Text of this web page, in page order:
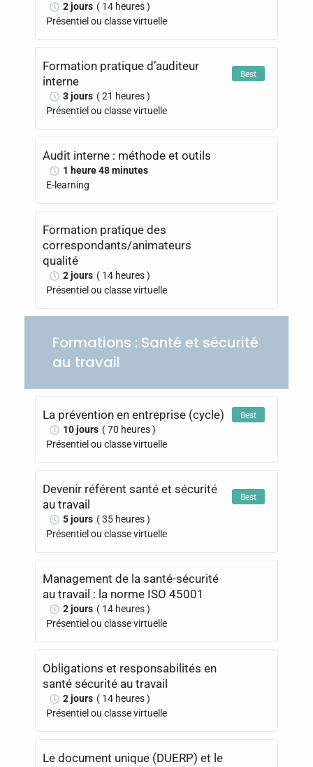
2 jours ( 14 heures )
Présentiel ou classe virtuelle
Formation pratique d’auditeur
interne
Best
3 jours ( 21 heures )
Présentiel ou classe virtuelle
Audit interne : méthode et outils
1 heure 48 minutes
E-learning
Formation pratique des
correspondants/animateurs
qualité
2 jours ( 14 heures )
Présentiel ou classe virtuelle
Formations : Santé et sécurité
au travail
La prévention en entreprise (cycle) Best
10 jours ( 70 heures )
Présentiel ou classe virtuelle
Devenir référent santé et sécurité
au travail
Best
5 jours ( 35 heures )
Présentiel ou classe virtuelle
Management de la santé-sécurité
au travail : la norme ISO 45001
2 jours ( 14 heures )
Présentiel ou classe virtuelle
Obligations et responsabilités en
santé sécurité au travail
2 jours ( 14 heures )
Présentiel ou classe virtuelle
Le document unique (DUERP) et le